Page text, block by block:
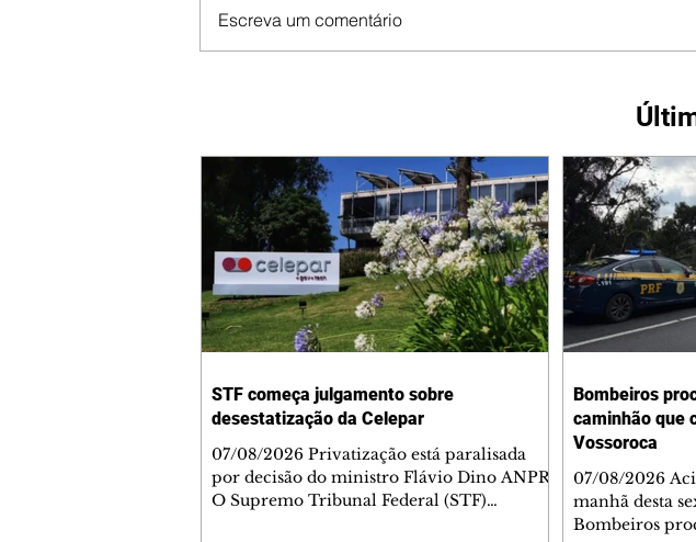
Escreva um comentário
STF começa julgamento sobre
desestatização da Celepar
07/08/2026 Privatização está paralisada
por decisão do ministro Flávio Dino ANPR
O Supremo Tribunal Federal (STF)
Bombeiros
caminhão que
Vossoroca
07/08/2026
manhã desta
Bombeiros